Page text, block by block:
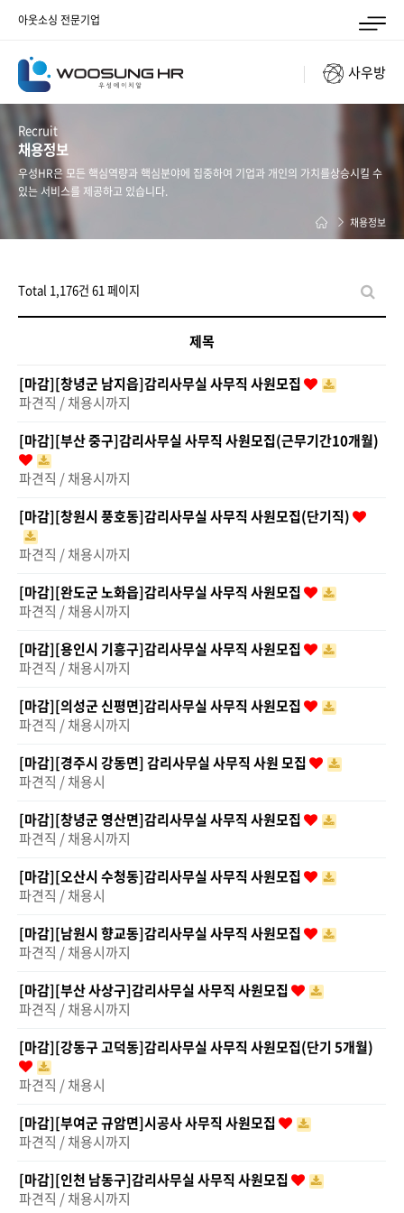
아웃소싱 전문기업
사우방
Recruit
채용정보
우성HR은 모든 핵심역량과 핵심분야에 집중하여 기업과 개인의 가치를상승시킬 수
있는 서비스를 제공하고 있습니다.
채용정보
Total 1,176건 61 페이지
제목
[마감][창녕군 남지읍]감리사무실 사무직 사원모집
파견직 / 채용시까지
[마감][부산 중구]감리사무실 사무직 사원모집(근무기간10개월)
파견직 / 채용시까지
[마감][창원시 풍호동]감리사무실 사무직 사원모집(단기직)
파견직 / 채용시까지
[마감][완도군 노화읍]감리사무실 사무직 사원모집
파견직 / 채용시까지
[마감][용인시 기흥구]감리사무실 사무직 사원모집
파견직 / 채용시까지
[마감][의성군 신평면]감리사무실 사무직 사원모집
파견직 / 채용시까지
[마감][경주시 강동면] 감리사무실 사무직 사원 모집
파견직 / 채용시
[마감][창녕군 영산면]감리사무실 사무직 사원모집
파견직 / 채용시까지
[마감][오산시 수청동]감리사무실 사무직 사원모집
파견직 / 채용시
[마감][남원시 향교동]감리사무실 사무직 사원모집
파견직 / 채용시까지
[마감][부산 사상구]감리사무실 사무직 사원모집
파견직 / 채용시까지
[마감][강동구 고덕동]감리사무실 사무직 사원모집(단기 5개월)
파견직 / 채용시
[마감][부여군 규암면]시공사 사무직 사원모집
파견직 / 채용시까지
[마감][인천 남동구]감리사무실 사무직 사원모집
파견직 / 채용시까지